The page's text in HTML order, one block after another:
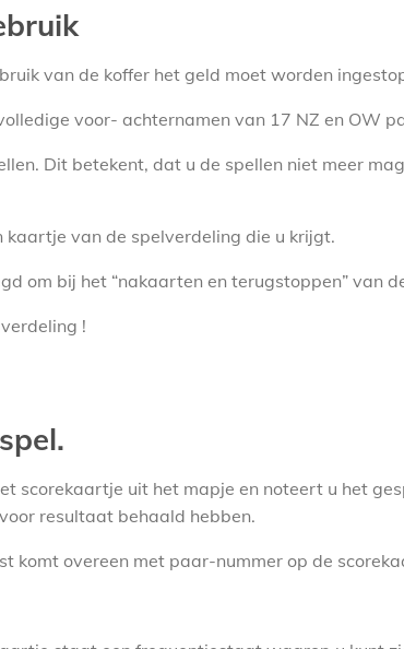
van de koffer het geld moet worden
voor- achternamen van 17 NZ en OW
Dit betekent, dat u de spellen niet meer
van de spelverdeling die u krijgt.
om bij het “nakaarten en terugstoppen” van
!
scorekaartje uit het mapje en noteert u het
resultaat behaald hebben.
overeen met paar-nummer op de